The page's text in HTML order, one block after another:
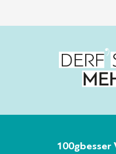
100gbesser